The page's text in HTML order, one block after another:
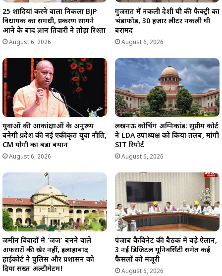
25 शादियां करने वाला निकला BJP
विधायक का समधी, प्रकरण सामने
आने के बाद ज्ञान तिवारी ने तोड़ा रिश्ता
August 6, 2026
गुजरात में नकली देशी घी की फैक्ट्री का
भंडाफोड़, 30 हजार लीटर नकली घी
बरामद
August 6, 2026
युवाओं की आकांक्षाओं के अनुरूप
बनेगी प्रदेश की नई एकीकृत युवा नीति,
CM योगी का बड़ा बयान
August 6, 2026
लखनऊ कोचिंग अग्निकांड: सुप्रीम कोर्ट
ने LDA उपाध्यक्ष को किया तलब, मांगी
SIT रिपोर्ट
August 6, 2026
जमीन विवादों में ‘जज’ बनने वाले
अफसरों की खैर नहीं, इलाहाबाद
हाईकोर्ट ने पुलिस और प्रशासन को
दिया सख्त अल्टीमेटम!
पंजाब कैबिनेट की बैठक में बड़े ऐलान,
3 नई डिजिटल यूनिवर्सिटी समेत कई
फैसलों को मंजूरी
August 6, 2026